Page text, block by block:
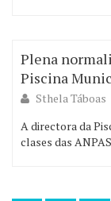
Plena
Piscina
Sthela Táboas
A directora da
clases das